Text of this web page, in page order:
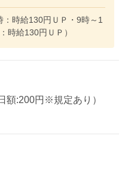
時給130円ＵＰ・9時～1
時給130円ＵＰ）
額:200円※規定あり）